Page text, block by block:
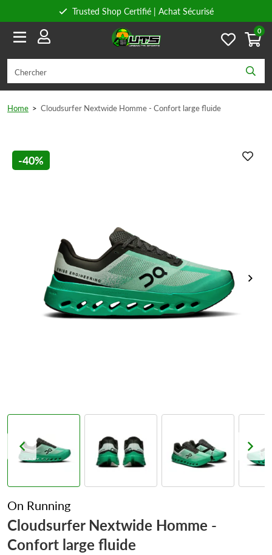
Trusted Shop Certifié | Achat Sécurisé
Conseils personnels
0
Home > Cloudsurfer Nextwide Homme - Confort large fluide
-40%
On Running
Cloudsurfer Nextwide Homme -
Confort large fluide